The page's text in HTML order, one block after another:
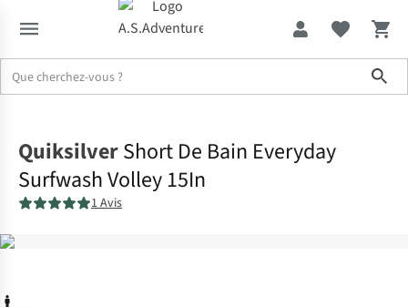
QuiksilverShort De Bain Everyday
Surfwash Volley 15In
1 Avis